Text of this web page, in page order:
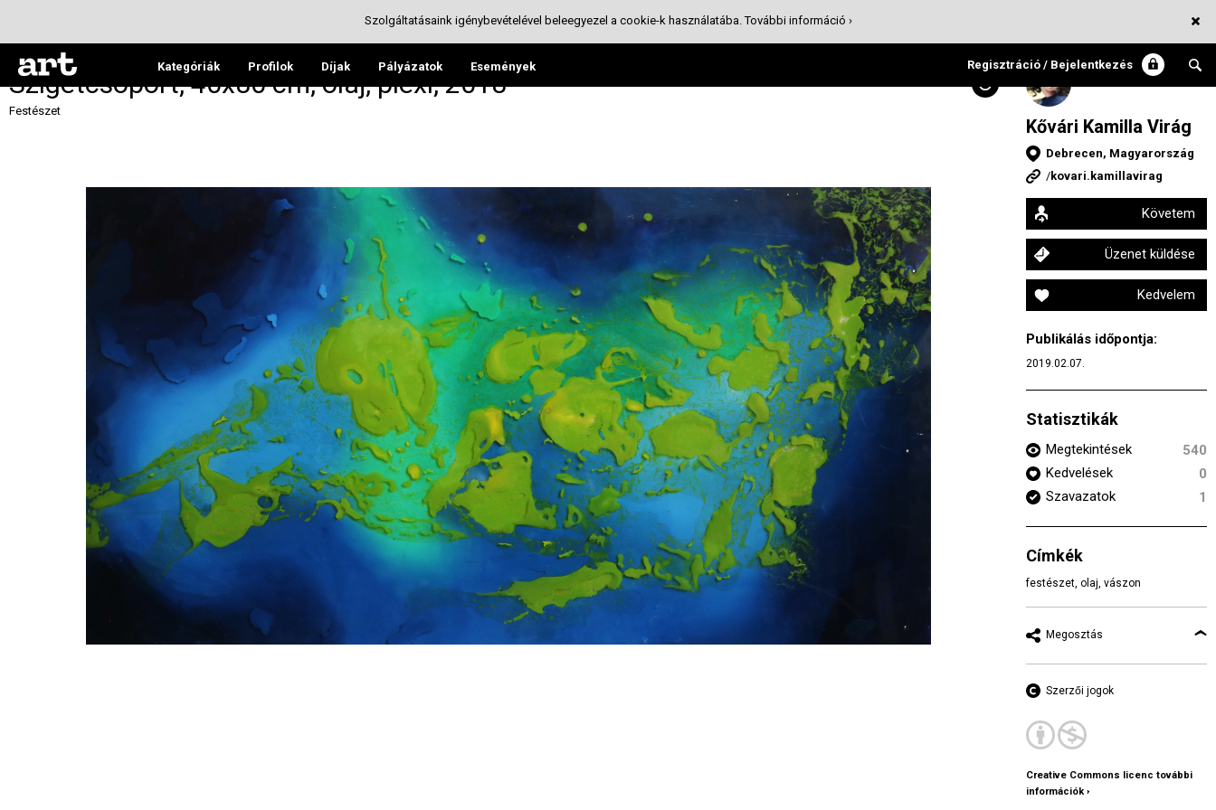
Kategóriák Profilok Díjak Pályázatok Események Regisztráció / Bejelentkezés
Szigetcsoport, 40x80 cm, olaj, plexi, 2018
Festészet
Kővári Kamilla Virág
Debrecen, Magyarország
/kovari.kamillavirag
Követem
Üzenet küldése
Kedvelem
Publikálás időpontja:
2019.02.07.
Statisztikák
Megtekintések
540
Kedvelések
0
Szavazatok
1
Címkék
festészet, olaj, vászon
Megosztás
Szerzői jogok
Creative Commons licenc további
információk ›
Szolgáltatásaink igénybevételével beleegyezel a cookie-k használatába.További információ ›